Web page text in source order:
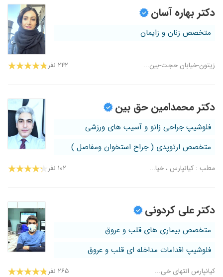
دکتر بهاره آسان
متخصص زنان و زایمان
زیتون-خیابان حجت-بین... ۲۴۲ نفر
دکتر محمدامین حق بین
فلوشیپ جراحی زانو و آسیب های ورزشی
متخصص ارتوپدی ( جراح استخوان ومفاصل )
مطب : کیانپارس ، خیا... ۱۰۲ نفر
دکتر علی کردونی
متخصص بیماری های قلب و عروق
فلوشیپ اقدامات مداخله ای قلب و عروق
کیانپارس انتهای خی... ۲۶۵ نفر